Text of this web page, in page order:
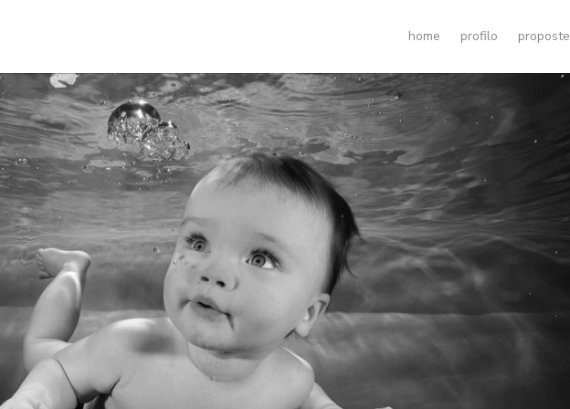
home profilo proposte